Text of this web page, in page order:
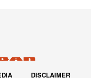
DISCLAIMER